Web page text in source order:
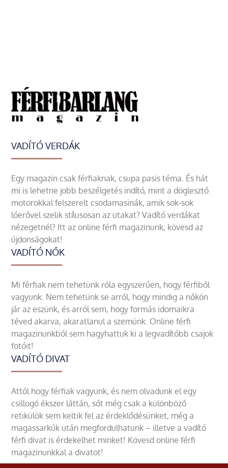
VADÍTÓ VERDÁK
Egy magazin csak férfiaknak, csupa pasis téma. És hát
mi is lehetne jobb beszélgetés indító, mint a döglesztő
motorokkal felszerelt csodamasinák, amik sok-sok
lóerővel szelik stílusosan az utakat? Vadító verdákat
nézegetnél? Itt az online férfi magazinunk, kövesd az
újdonságokat!
VADÍTÓ NŐK
Mi férfiak nem tehetünk róla egyszerűen, hogy férfiből
vagyunk. Nem tehetünk se arról, hogy mindig a nőkön
jár az eszünk, és arról sem, hogy formás idomaikra
téved akarva, akaratlanul a szemünk. Online férfi
magazinunkból sem hagyhattuk ki a legvadítóbb csajok
fotóit!
VADÍTÓ DIVAT
Attól hogy férfiak vagyunk, és nem olvadunk el egy
csillogó ékszer láttán, sőt még csak a különböző
retikülök sem keltik fel az érdeklődésünket, még a
magassarkúk után megfordulhatunk – illetve a vadító
férfi divat is érdekelhet minket! Kövesd online férfi
magazinunkkal a divatot!